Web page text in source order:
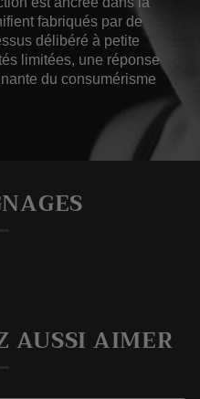
fabriqués par de
délibéré à petite
limitées, une réponse
du consumérisme
AUSSI AIMER